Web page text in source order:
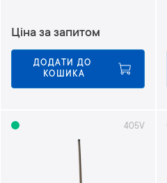
Ціна за запитом
ДОДАТИ ДО
КОШИКА
405V